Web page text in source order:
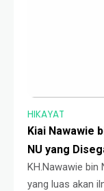
HIKAYAT
Kiai Nawawie
NU yang
KH.Nawawie
yang luas akan